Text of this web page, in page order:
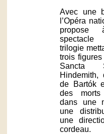
Avec une
l’Opéra
trilogie
trois
Sancta
Hindemith,
de Bartók
des
dans une
une
une
cordeau.